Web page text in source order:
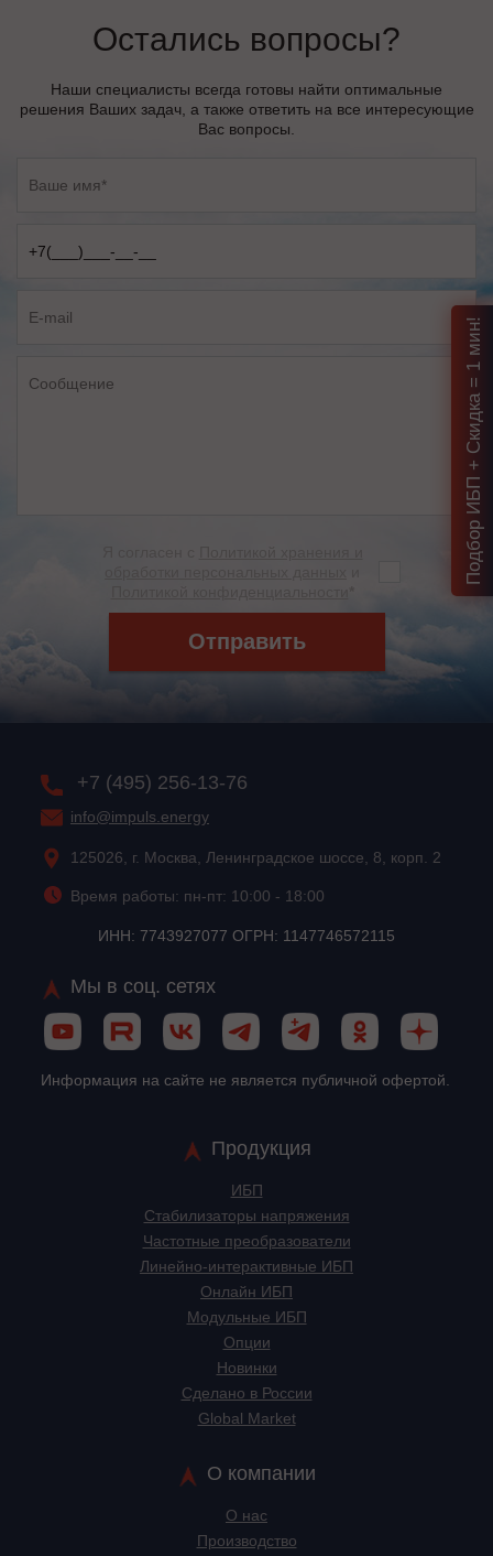
Остались вопросы?
Наши специалисты всегда готовы найти оптимальные
решения Ваших задач, а также ответить на все интересующие
Вас вопросы.
Отправить
+7 (495) 256-13-76
info@impuls.energy
125026, г. Москва, Ленинградское шоссе, 8, корп. 2
Время работы: пн-пт: 10:00 - 18:00
ИНН: 7743927077 ОГРН: 1147746572115
Мы в соц. сетях
Информация на сайте не является публичной офертой.
Продукция
ИБП
Стабилизаторы напряжения
Частотные преобразователи
Линейно-интерактивные ИБП
Онлайн ИБП
Модульные ИБП
Опции
Новинки
Сделано в России
Global Market
О компании
О нас
Производство
Подбор ИБП + Скидка = 1 мин!